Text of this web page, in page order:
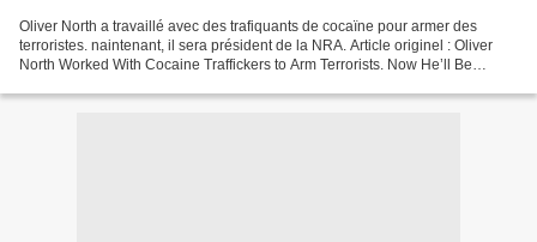
Oliver North a travaillé avec des trafiquants de cocaïne pour armer des
terroristes. naintenant, il sera président de la NRA. Article originel : Oliver
North Worked With Cocaine Traffickers to Arm Terrorists. Now He’ll Be